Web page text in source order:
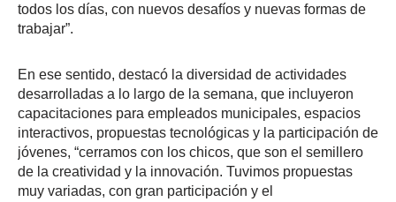
todos los días, con nuevos desafíos y nuevas formas de
trabajar”.
En ese sentido, destacó la diversidad de actividades
desarrolladas a lo largo de la semana, que incluyeron
capacitaciones para empleados municipales, espacios
interactivos, propuestas tecnológicas y la participación de
jóvenes, “cerramos con los chicos, que son el semillero
de la creatividad y la innovación. Tuvimos propuestas
muy variadas, con gran participación y el